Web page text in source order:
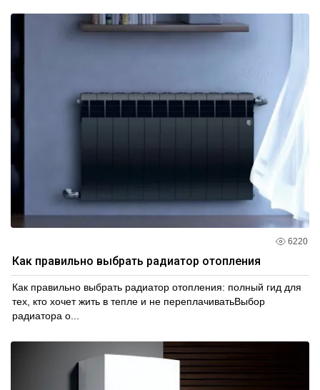
6220
Как правильно выбрать радиатор отопления
Как правильно выбрать радиатор отопления: полный гид для
тех, кто хочет жить в тепле и не переплачиватьВыбор
радиатора о...